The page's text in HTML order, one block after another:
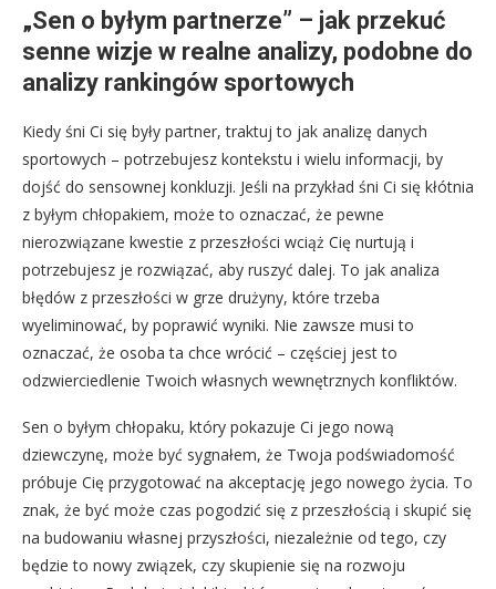
„Sen o byłym partnerze” – jak przekuć
senne wizje w realne analizy, podobne do
analizy rankingów sportowych
Kiedy śni Ci się były partner, traktuj to jak analizę danych
sportowych – potrzebujesz kontekstu i wielu informacji, by
dojść do sensownej konkluzji. Jeśli na przykład śni Ci się kłótnia
z byłym chłopakiem, może to oznaczać, że pewne
nierozwiązane kwestie z przeszłości wciąż Cię nurtują i
potrzebujesz je rozwiązać, aby ruszyć dalej. To jak analiza
błędów z przeszłości w grze drużyny, które trzeba
wyeliminować, by poprawić wyniki. Nie zawsze musi to
oznaczać, że osoba ta chce wrócić – częściej jest to
odzwierciedlenie Twoich własnych wewnętrznych konfliktów.
Sen o byłym chłopaku, który pokazuje Ci jego nową
dziewczynę, może być sygnałem, że Twoja podświadomość
próbuje Cię przygotować na akceptację jego nowego życia. To
znak, że być może czas pogodzić się z przeszłością i skupić się
na budowaniu własnej przyszłości, niezależnie od tego, czy
będzie to nowy związek, czy skupienie się na rozwoju